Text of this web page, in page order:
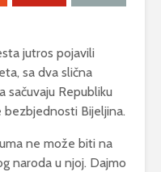
jutros pojavili
sa dva slična
Republiku
bezbjednosti Bijeljina.
ne može biti na
naroda u njoj. Dajmo